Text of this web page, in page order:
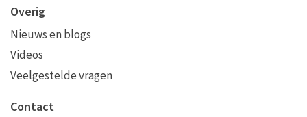
Overig
Nieuws en blogs
Videos
Veelgestelde vragen
Contact